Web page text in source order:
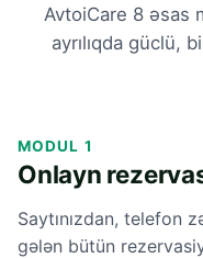
AvtoiCare 8 əsas
ayrılıqda güclü,
MODUL 1
Onlayn
Saytınızdan, telefon
gələn bütün